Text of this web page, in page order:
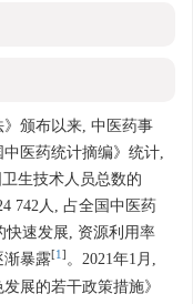
》颁布以来, 中医药事
医药统计摘编》统计,
生技术人员总数的
742人, 占全国中医药
快速发展, 资源利用率
渐暴露[1 ] 。2021年1月,
展的若干政策措施》